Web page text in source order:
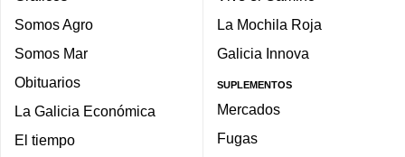
Somos Agro
Somos Mar
Obituarios
La Galicia Económica
El tiempo
La Mochila Roja
Galicia Innova
SUPLEMENTOS
Mercados
Fugas